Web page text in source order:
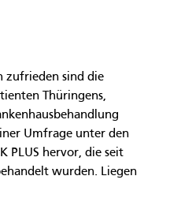
zufrieden sind die
Thüringens,
Umfrage unter den
PLUS hervor, die seit
wurden. Liegen